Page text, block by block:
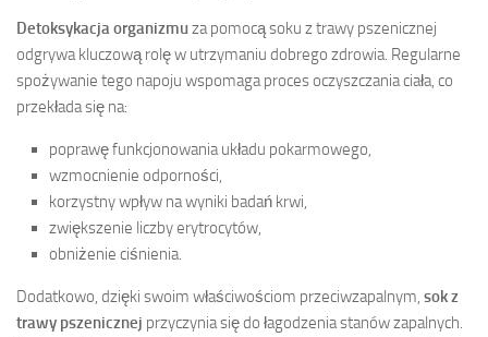
Detoksykacja organizmuza pomocą soku z trawy pszenicznej
odgrywa kluczową rolę w utrzymaniu dobrego zdrowia. Regularne
spożywanie tego napoju wspomaga proces oczyszczania ciała, co
przekłada się na:
poprawę funkcjonowania układu pokarmowego,
wzmocnienie odporności,
korzystny wpływ na wyniki badań krwi,
zwiększenie liczby erytrocytów,
obniżenie ciśnienia.
Dodatkowo, dzięki swoim właściwościom przeciwzapalnym, sok z
trawy pszenicznej przyczynia się do łagodzenia stanów zapalnych.